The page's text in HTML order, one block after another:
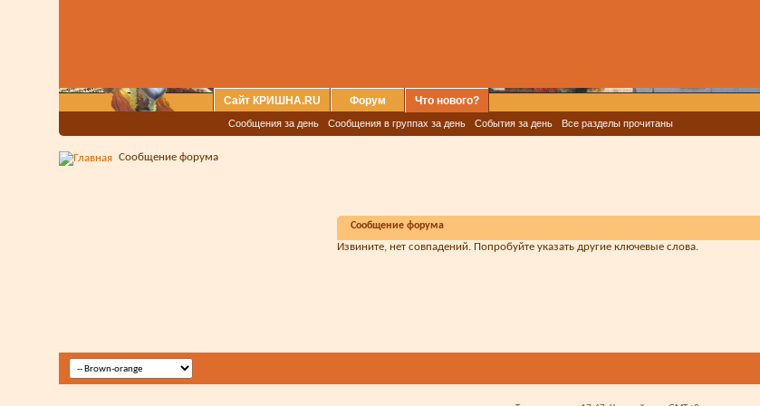
Сайт КРИШНА.RU Форум Что нового?
Сообщения за день Сообщения в группах за день События за день Все разделы прочитаны
Сообщение форума
Сообщение форума
Извините, нет совпадений. Попробуйте указать другие ключевые слова.